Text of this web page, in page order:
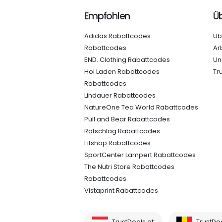
Empfohlen
Adidas Rabattcodes
Rabattcodes
END. Clothing Rabattcodes
Hoi Laden Rabattcodes
Rabattcodes
Lindauer Rabattcodes
NatureOne Tea World Rabattcodes
Pull and Bear Rabattcodes
Rotschlag Rabattcodes
Fitshop Rabattcodes
SportCenter Lampert Rabattcodes
The Nutri Store Rabattcodes
Rabattcodes
Vistaprint Rabattcodes